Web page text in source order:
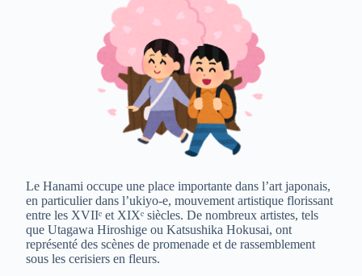
Le Hanami occupe une place importante dans l’art japonais,
en particulier dans l’ukiyo-e, mouvement artistique florissant
entre les XVIIᵉ et XIXᵉ siècles. De nombreux artistes, tels
que Utagawa Hiroshige ou Katsushika Hokusai, ont
représenté des scènes de promenade et de rassemblement
sous les cerisiers en fleurs.